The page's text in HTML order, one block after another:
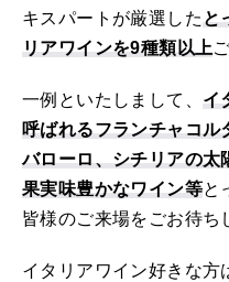
キスパートが厳選したと
リアワインを9種類以上
一例といたしまして、 イ
呼ばれるフランチャコ
バローロ、シチリアの太
果実味豊かなワイン等と
皆様のご来場をごお待ち
イタリアワイン好きな方